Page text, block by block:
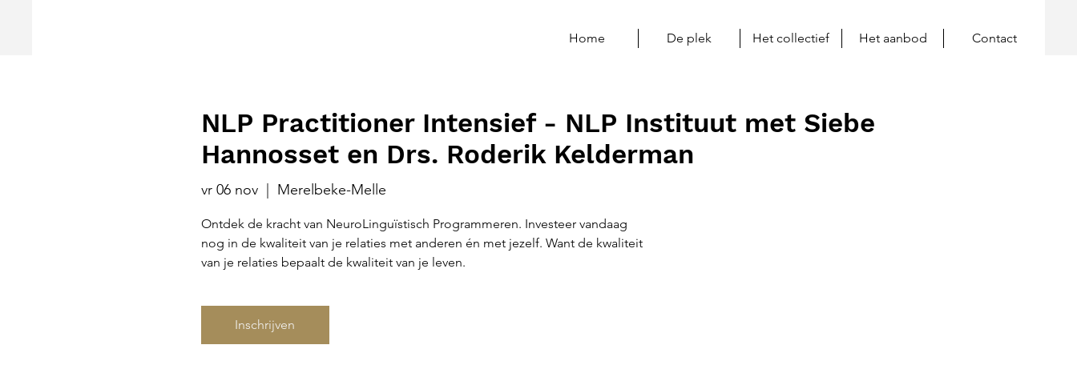
Home De plek Het collectief Het aanbod Contact
NLP Practitioner Intensief - NLP Instituut met Siebe
Hannosset en Drs. Roderik Kelderman
vr 06 nov
  |
Merelbeke-Melle
Ontdek de kracht van NeuroLinguïstisch Programmeren. Investeer vandaag
nog in de kwaliteit van je relaties met anderen én met jezelf. Want de kwaliteit
van je relaties bepaalt de kwaliteit van je leven.
Inschrijven